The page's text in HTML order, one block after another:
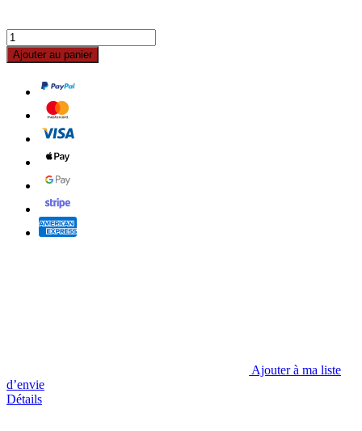
Ajouter au panier
Ajouter à ma liste
d’envie
Détails